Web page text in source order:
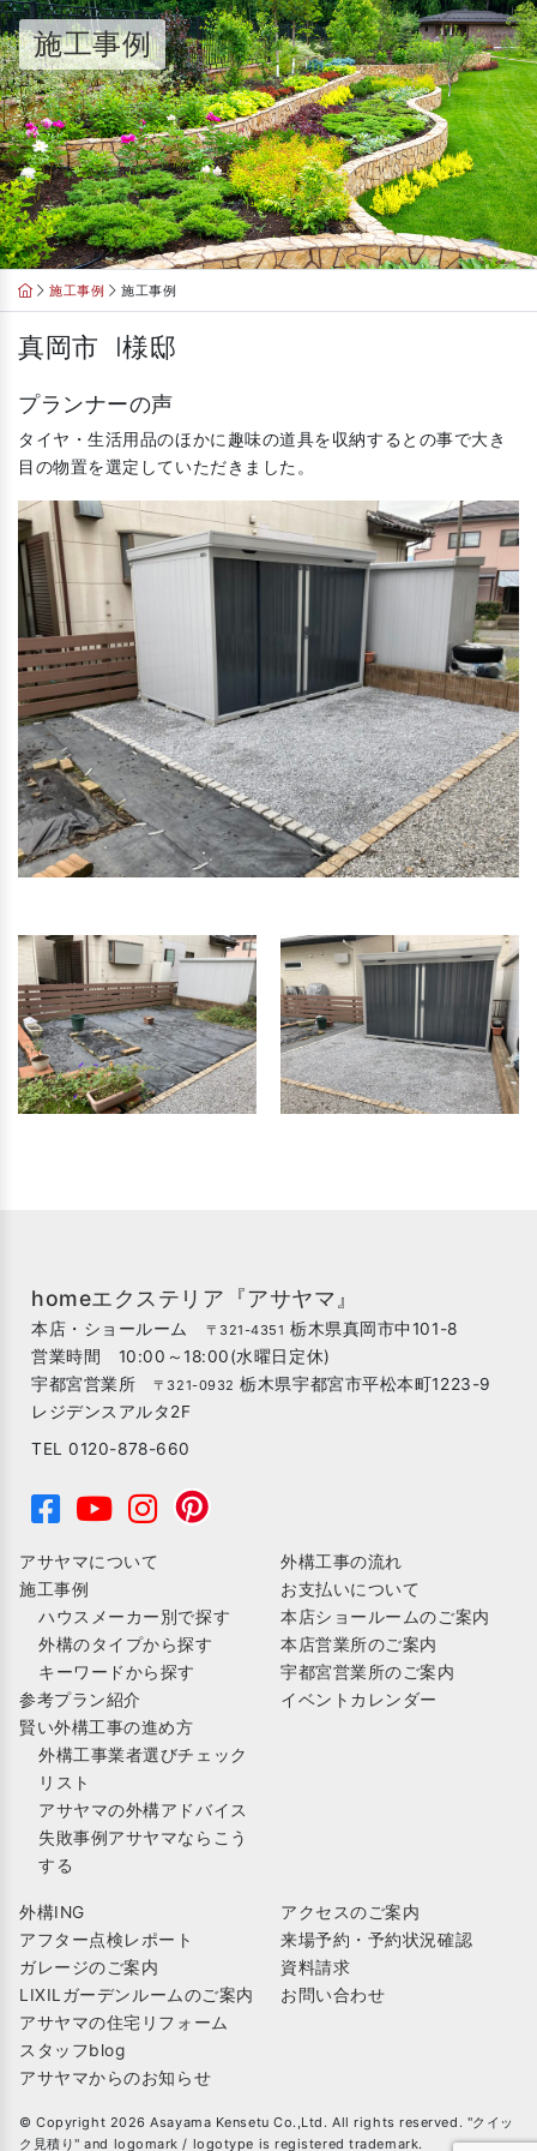
Skip
to
content
施工事例
施工事例 施工事例
真岡市 I様邸
プランナーの声
タイヤ・生活用品のほかに趣味の道具を収納するとの事で大き
目の物置を選定していただきました。
homeエクステリア『アサヤマ』
本店・ショールーム 〒321-4351 栃木県真岡市中101-8
営業時間 10:00～18:00(水曜日定休)
宇都宮営業所 〒321-0932 栃木県宇都宮市平松本町1223-9
レジデンスアルタ2F
TEL 0120-878-660
アサヤマについて
施工事例
ハウスメーカー別で探す
外構のタイプから探す
キーワードから探す
参考プラン紹介
賢い外構工事の進め方
外構工事業者選びチェック
リスト
アサヤマの外構アドバイス
失敗事例アサヤマならこう
する
外構工事の流れ
お支払いについて
本店ショールームのご案内
本店営業所のご案内
宇都宮営業所のご案内
イベントカレンダー
外構ING
アフター点検レポート
ガレージのご案内
LIXILガーデンルームのご案内
アサヤマの住宅リフォーム
スタッフblog
アサヤマからのお知らせ
アクセスのご案内
来場予約・予約状況確認
資料請求
お問い合わせ
© Copyright 2026 Asayama Kensetu Co.,Ltd. All rights reserved. "クイッ
ク見積り" and logomark / logotype is registered trademark.